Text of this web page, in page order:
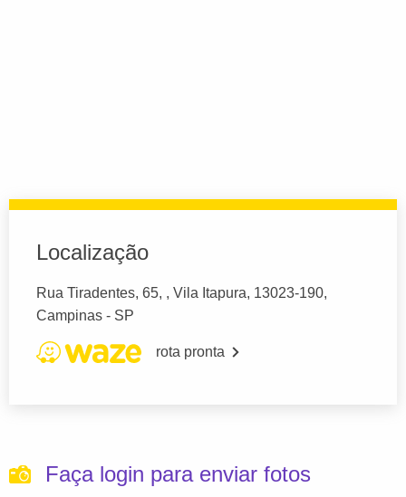
Localização
Rua Tiradentes, 65, , Vila Itapura, 13023-190,
Campinas - SP
rota pronta
Faça login para enviar fotos